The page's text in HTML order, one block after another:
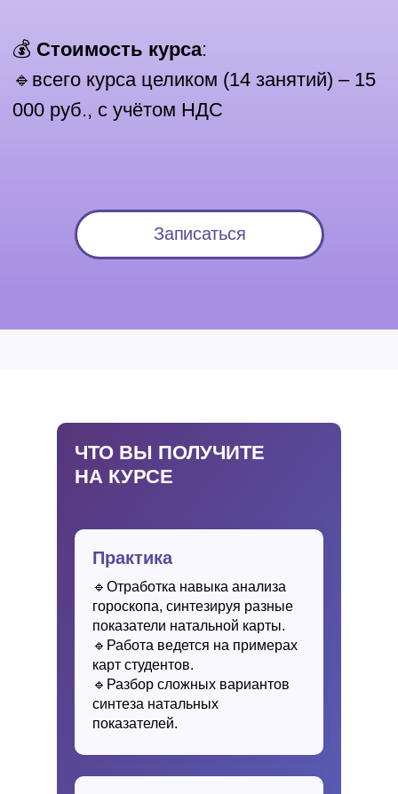
ЧТО ВЫ ПОЛУЧИТЕ
НА КУРСЕ
Практика
🔹Отработка навыка анализа
гороскопа, синтезируя разные
показатели натальной карты.
🔹Работа ведется на примерах
карт студентов.
🔹Разбор сложных вариантов
синтеза натальных
показателей.